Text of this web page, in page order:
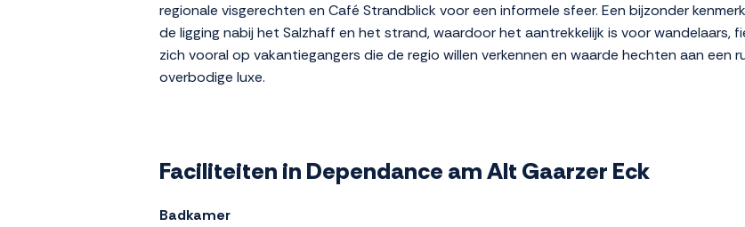
regionale visgerechten en Café Strandblick voor een informele sfeer. Een bijzonder
de ligging nabij het Salzhaff en het strand, waardoor het aantrekkelijk is voor wandelaars,
zich vooral op vakantiegangers die de regio willen verkennen en waarde hechten aan een
overbodige luxe.
Faciliteiten in Dependance am Alt Gaarzer Eck
Badkamer